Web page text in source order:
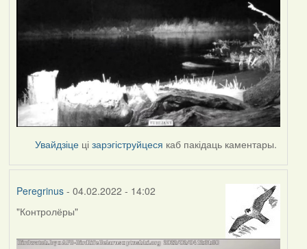
Увайдзіце цізарэгіструйцеся каб пакідаць каментары.
Peregrinus- 04.02.2022 - 14:02
"Контролёры"